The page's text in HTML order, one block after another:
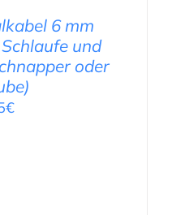
6 mm
und
oder
€